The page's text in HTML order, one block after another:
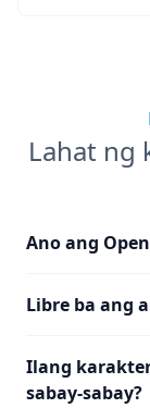
Lahat ng
Ano ang
Libre ba ang
Ilang
sabay-sabay?